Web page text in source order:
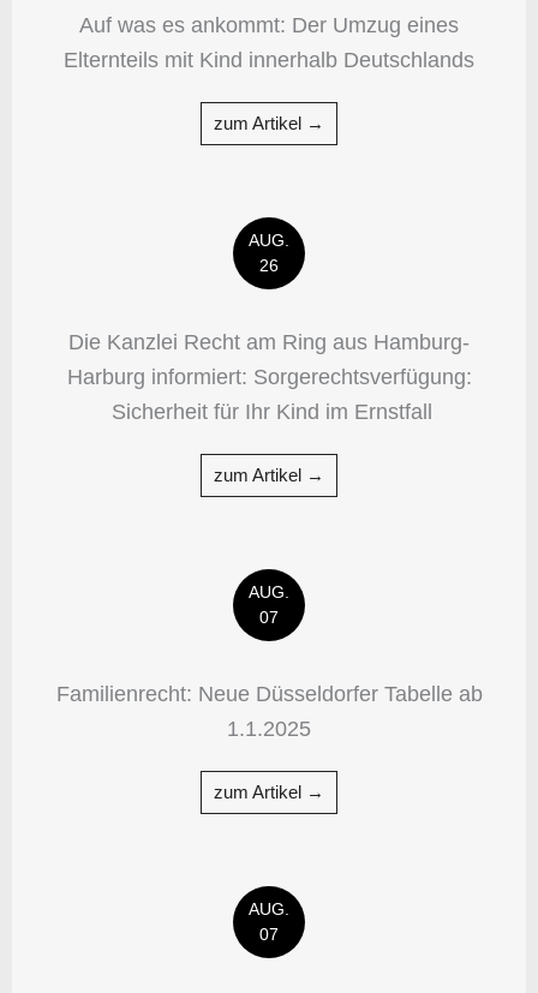
Auf was es ankommt: Der Umzug eines
Elternteils mit Kind innerhalb Deutschlands
zum Artikel →
AUG.
26
Die Kanzlei Recht am Ring aus Hamburg-
Harburg informiert: Sorgerechtsverfügung:
Sicherheit für Ihr Kind im Ernstfall
zum Artikel →
AUG.
07
Familienrecht: Neue Düsseldorfer Tabelle ab
1.1.2025
zum Artikel →
AUG.
07